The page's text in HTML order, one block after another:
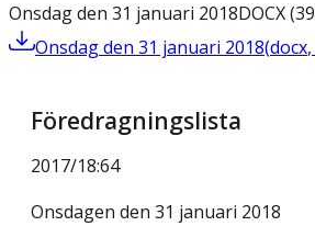
Onsdag den 31 januari 2018DOCX(39
Onsdag den 31 januari 2018(docx,
Föredragningslista
2017/18:64
Onsdagen den 31 januari 2018